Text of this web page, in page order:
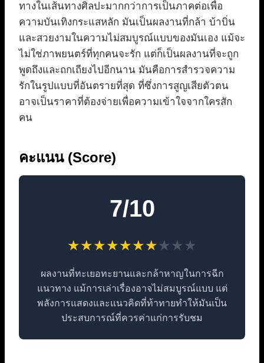
ทางในเส้นทางศิลปะมากกว่าการเป็นภาคต่อเพื่อ
ความบันเทิงกระแสหลัก มันเป็นผลงานที่กล้า บ้าบิ่น
และสวยงามในความไม่สมบูรณ์แบบของมันเอง แม้จะ
ไม่ใช่ภาพยนตร์ที่ทุกคนจะรัก แต่ก็เป็นผลงานที่จะถูก
พูดถึงและถกเถียงไปอีกนาน มันคือการสำรวจความ
รักในรูปแบบที่อันตรายที่สุด ที่ซึ่งการสูญเสียตัวตน
อาจเป็นราคาที่ต้องจ่ายเพื่อความเข้าใจจากใครสัก
คน
คะแนน (Score)
7/10
★★★★★★★★★★
ผลงานที่ทะเยอทะยานและกล้าหาญในการฉีก
แนวทาง แม้การเล่าเรื่องอาจไม่สมบูรณ์แบบ แต่
พลังการแสดงและแนวคิดที่ท้าทายทำให้มันเป็น
ประสบการณ์ที่ควรค่าแก่การรับชม